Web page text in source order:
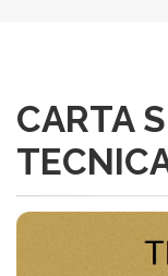
CARTA